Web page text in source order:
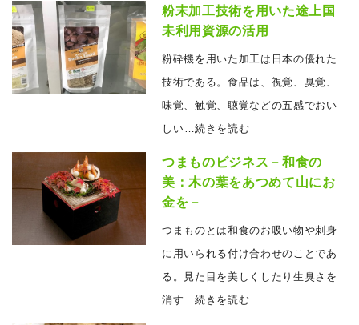
粉末加工技術を用いた途上国
未利用資源の活用
粉砕機を用いた加工は日本の優れた
技術である。食品は、視覚、臭覚、
味覚、触覚、聴覚などの五感でおい
しい …続きを読む
つまものビジネス－和食の
美：木の葉をあつめて山にお
金を－
つまものとは和食のお吸い物や刺身
に用いられる付け合わせのことであ
る。見た目を美しくしたり生臭さを
消す …続きを読む